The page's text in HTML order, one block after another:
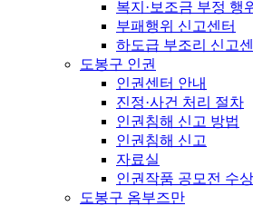
복지·보조금 부정 행
부패행위 신고센터
하도급 부조리 신고
도봉구 인권
인권센터 안내
진정·사건 처리 절차
인권침해 신고 방법
인권침해 신고
자료실
인권작품 공모전 수
도봉구 옴부즈만